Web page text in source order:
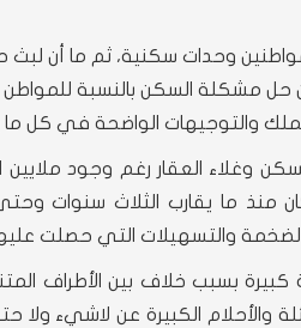
وحدات سكنية، ثم ما أن
من حل مشكلة السكن بالنسبة
والتوجيهات الواضحة في كل
العقار رغم وجود ملايين
منذ ما يقارب الثلاث
الضخمة والتسهيلات التي حصلت
كبيرة بسبب خلاف بين الأطراف
والأحلام الكبيرة عن لاشيء